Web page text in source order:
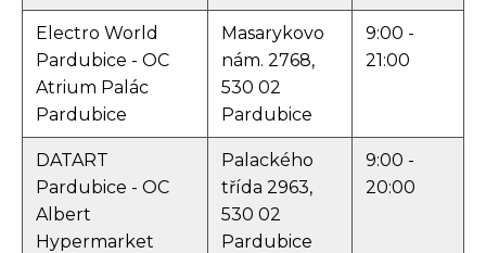
Electro World
Pardubice - OC
Atrium Palác
Pardubice
Masarykovo
nám. 2768,
530 02
Pardubice
9:00 -
21:00
DATART
Pardubice - OC
Albert
Hypermarket
Palackého
třída 2963,
530 02
Pardubice
9:00 -
20:00